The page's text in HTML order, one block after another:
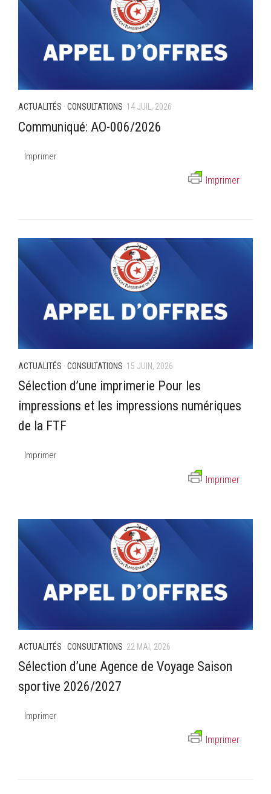
ACTUALITÉS · CONSULTATIONS 14 JUIL, 2026
Communiqué: AO-006/2026
Imprimer
Imprimer
ACTUALITÉS · CONSULTATIONS 15 JUIN, 2026
Sélection d’une imprimerie Pour les
impressions et les impressions numériques
de la FTF
Imprimer
Imprimer
ACTUALITÉS · CONSULTATIONS 22 MAI, 2026
Sélection d’une Agence de Voyage Saison
sportive 2026/2027
Imprimer
Imprimer